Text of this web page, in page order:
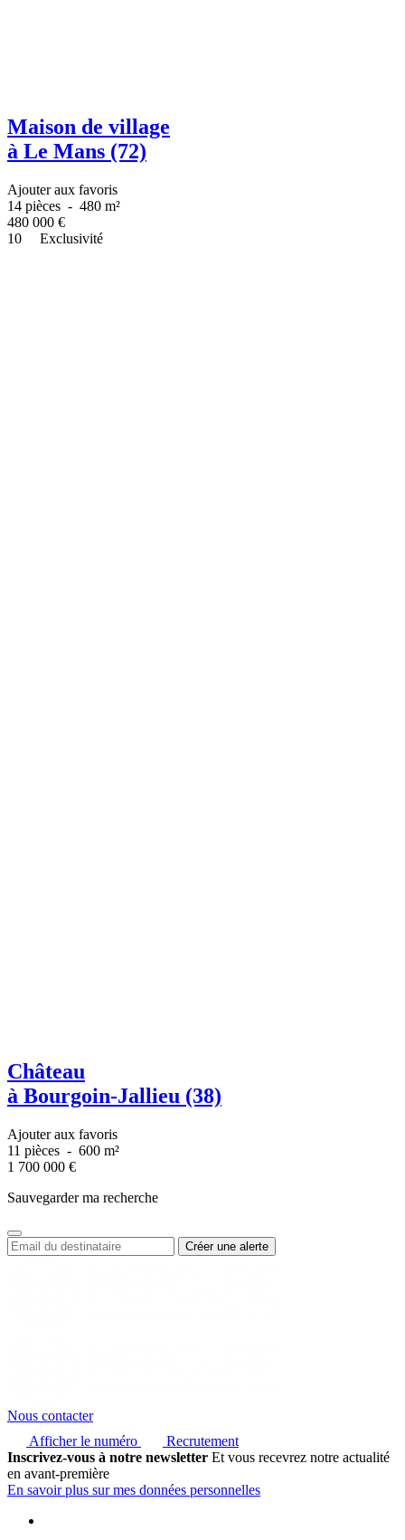
Maison de village
à Le Mans (72)
Ajouter aux favoris
14 pièces - 480 m²
480 000 €
10
Exclusivité
Château
à Bourgoin-Jallieu (38)
Ajouter aux favoris
11 pièces - 600 m²
1 700 000 €
Sauvegarder ma recherche
Nous contacter
Afficher le numéro
Recrutement
Inscrivez-vous à notre newsletter Et vous recevrez notre actualité
en avant-première
En savoir plus sur mes données personnelles